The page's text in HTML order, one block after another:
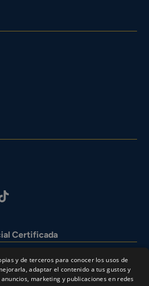
Certificada
y de terceros para conocer los usos de
adaptar el contenido a tus gustos y
marketing y publicaciones en redes